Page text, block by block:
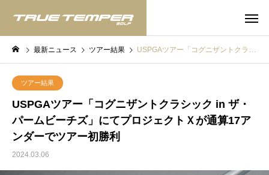
最新ニュース ツアー結果 USPGAツアー「コグニザントクラシック in ザ・パームビーチズ」にてプロジェクトＸが通算17アンダーでツアー初勝利
ツアー結果
USPGAツアー「コグニザントクラシック in ザ・
パームビーチズ」にてプロジェクトＸが通算17ア
ンダーでツアー初勝利
2024.03.06